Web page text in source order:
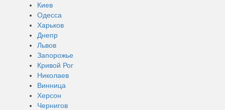
Киев
Одесса
Харьков
Днепр
Львов
Запорожье
Кривой Рог
Николаев
Винница
Херсон
Чернигов